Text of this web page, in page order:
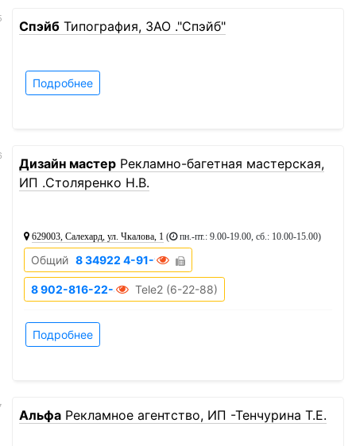
Спэйб Типография, ЗАО ."Спэйб"
Подробнее
Дизайн мастер Рекламно-багетная мастерская,
ИП .Столяренко Н.В.
629003, Салехард, ул. Чкалова, 1 ( пн.-пт.: 9.00-19.00, сб.: 10.00-15.00)
Общий 8 34922 4-91-94
8 902-816-22-88 Tele2 (6-22-88)
Подробнее
Альфа Рекламное агентство, ИП -Тенчурина Т.Е.